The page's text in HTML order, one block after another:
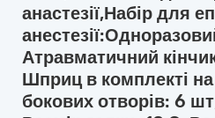
анастезії,Набір для
Атравматичний
Шприц в комплекті на
бокових отворів: 6